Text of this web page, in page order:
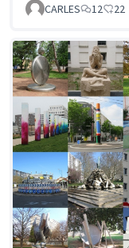
CARLES
12 22